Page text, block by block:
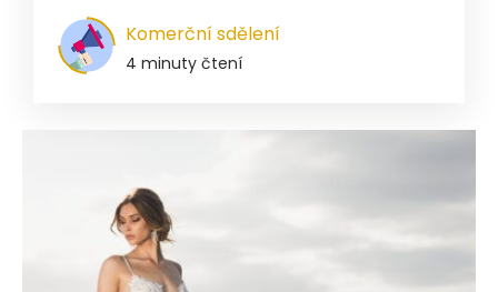
Komerční sdělení
4 minuty čtení